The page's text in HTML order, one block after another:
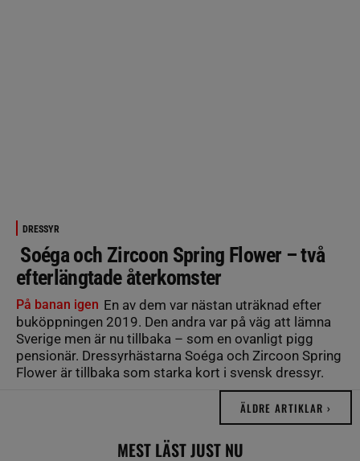
DRESSYR
Soéga och Zircoon Spring Flower – två
efterlängtade återkomster
På banan igen En av dem var nästan uträknad efter
buköppningen 2019. Den andra var på väg att lämna
Sverige men är nu tillbaka – som en ovanligt pigg
pensionär. Dressyrhästarna Soéga och Zircoon Spring
Flower är tillbaka som starka kort i svensk dressyr.
ÄLDRE ARTIKLAR ›
MEST LÄST JUST NU